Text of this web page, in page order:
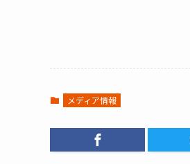
メディア情報